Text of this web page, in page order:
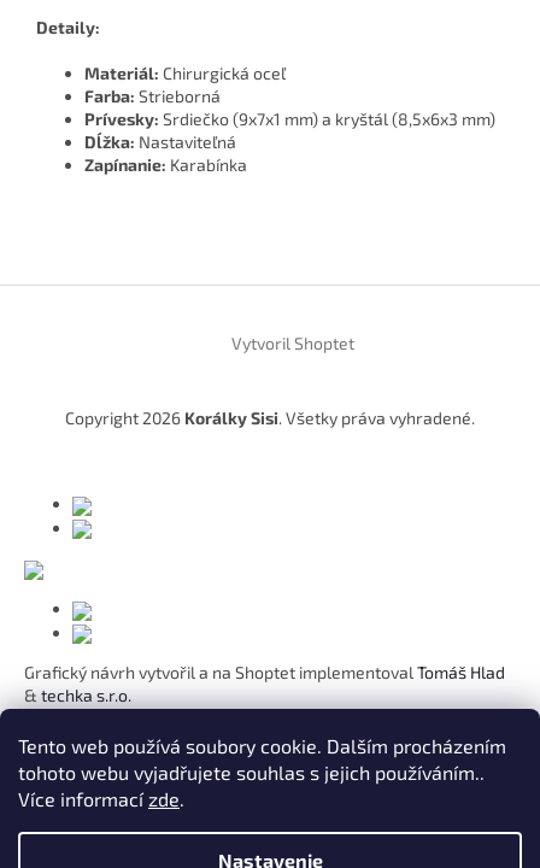
Tento web používá soubory cookie. Dalším procházením
tohoto webu vyjadřujete souhlas s jejich používáním..
Více informacízde.
Nastavenie
Detaily:
Materiál: Chirurgická oceľ
Farba: Strieborná
Prívesky: Srdiečko (9x7x1 mm) a kryštál (8,5x6x3 mm)
Dĺžka: Nastaviteľná
Zapínanie: Karabínka
Vytvoril Shoptet
Copyright 2026 Korálky Sisi. Všetky práva vyhradené.
Grafický návrh vytvořil a na Shoptet implementoval Tomáš Hlad
& techka s.r.o.
Koho chcete obdarovat?
Pre mamičku
Pre moju lásku
Pre dcéru